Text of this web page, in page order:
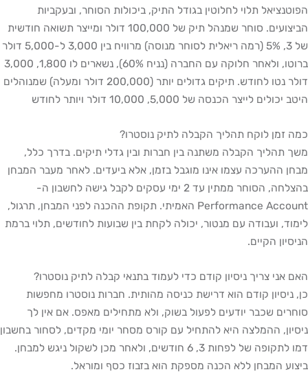
תלוי לחלוטין בגודל התיק, ביכולות הסוחר, ובעקביות
הביצועים. סוחר שמנהל תיק של 100,000 דולר ומייצר תשואה חודשית
של 3, 5% (רמה ריאלית לסוחר מנוסה) מרוויח בין 3,000 ל-5,000 דולר
ברוטו, ולאחר חלוקה עם החברה (נניח 60%), נשארים לו 1,800, 3,000
דולר נטו לחודש. תיקים גדולים יותר (200,000 דולר ומעלה) שמנוהלים
לייצר הכנסה של 5,000, 10,000 דולר ויותר לחודש
זמן לוקח תהליך הקבלה לתיק נוסטרו?
תהליך הקבלה משתנה בין חברות ובין גדלי תיקים. בדרך כלל,
ההערכה עצמו אינו מוגבל בזמן, אלא ביעדים. לאחר מעבר המבחן
בהצלחה, הסוחר ממתין עד 2 ימי עסקים לקבל גישה לחשבון ה-
Performance Account האמיתי. תקופת ההכנה לפני המבחן, תרגול,
ועבודה עם מנטור, יכולה לקחת בין שבועות לחודשים, תלוי ברמת
הקיים.
צריך ניסיון קודם כדי לעמוד בתנאי קבלה לתיק נוסטרו?
קודם הוא דרישת כניסה מהותית. חברות נוסטרו מחפשות
שכבר יודעים לפעול בשוק, ולא מתחילים מאפס. אם אין לך
ההמלצה היא להתחיל עם קורס מסחר יומי מקדים, לסחור בחשבון
דמו לתקופה של לפחות 3, 6 חודשים, ולאחר מכן לשקול ניגש למבחן.
המבחן ללא הכנה מספקת הוא בזבוז כסף ומוראל.